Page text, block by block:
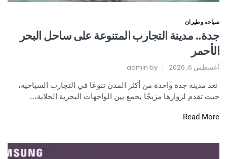
سياحه وطيران
جدة.. مدينة التجارب المتنوعة على ساحل البحر
الأحمر
أغسطس 6, 2026 admin
تعد مدينة جدة واحدة من أكثر المدن تنوعًا في التجارب السياحية،
حيث تقدم لزوارها مزيجًا يجمع بين الواجهات البحرية الخلابة،…
Read More